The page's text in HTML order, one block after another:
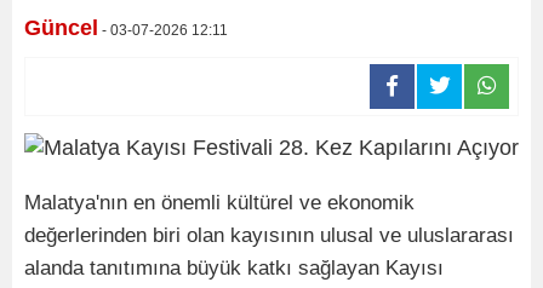
Güncel - 03-07-2026 12:11
Malatya'nın en önemli kültürel ve ekonomik
değerlerinden biri olan kayısının ulusal ve uluslararası
alanda tanıtımına büyük katkı sağlayan Kayısı